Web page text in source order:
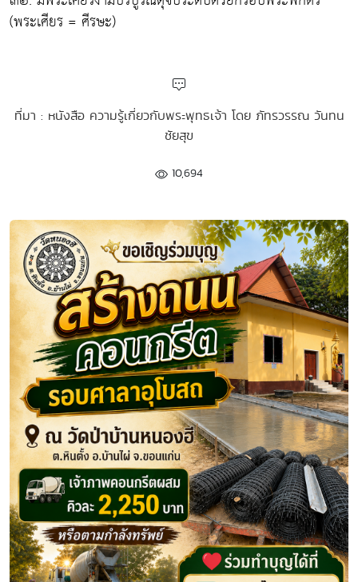
(พระเศียร = ศีรษะ)
ที่มา : หนังสือ ความรู้เกี่ยวกับพระพุทธเจ้า โดย ภัทรวรรณ วันทน
ชัยสุข
10,694